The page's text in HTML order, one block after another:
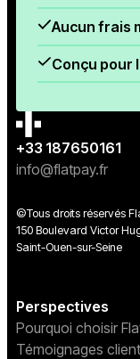
Aucun frais
Conçu pour
+33 187650161
info@flatpay.fr
©Tous droits réservés
150 Boulevard Victor
Saint-Ouen-sur-Seine
Perspectives
Pourquoi choisir
Témoignages